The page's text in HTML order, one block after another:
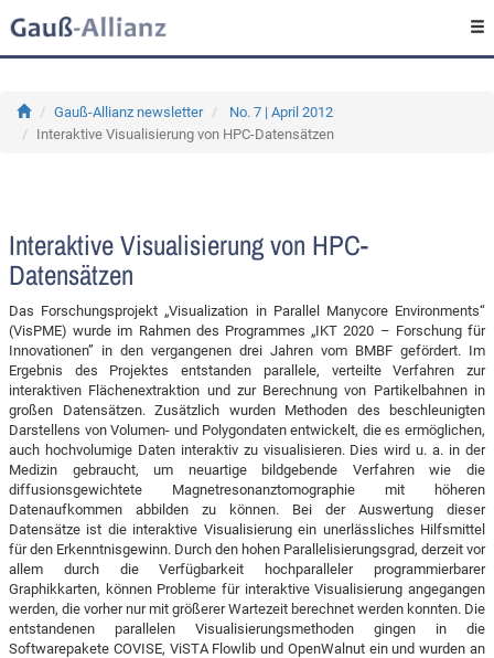
Gauß-Allianz newsletter
No. 7 | April 2012
Interaktive Visualisierung von HPC-Datensätzen
Interaktive Visualisierung von HPC-
Datensätzen
Das Forschungsprojekt „Visualization in Parallel Manycore Environments“
(VisPME) wurde im Rahmen des Programmes „IKT 2020 – Forschung für
Innovationen” in den vergangenen drei Jahren vom BMBF gefördert. Im
Ergebnis des Projektes entstanden parallele, verteilte Verfahren zur
interaktiven Flächenextraktion und zur Berechnung von Partikelbahnen in
großen Datensätzen. Zusätzlich wurden Methoden des beschleunigten
Darstellens von Volumen- und Polygondaten entwickelt, die es ermöglichen,
auch hochvolumige Daten interaktiv zu visualisieren. Dies wird u. a. in der
Medizin gebraucht, um neuartige bildgebende Verfahren wie die
diffusionsgewichtete Magnetresonanztomographie mit höheren
Datenaufkommen abbilden zu können. Bei der Auswertung dieser
Datensätze ist die interaktive Visualisierung ein unerlässliches Hilfsmittel
für den Erkenntnisgewinn. Durch den hohen Parallelisierungsgrad, derzeit vor
allem durch die Verfügbarkeit hochparalleler programmierbarer
Graphikkarten, können Probleme für interaktive Visualisierung angegangen
werden, die vorher nur mit größerer Wartezeit berechnet werden konnten. Die
entstandenen parallelen Visualisierungsmethoden gingen in die
Softwarepakete COVISE, ViSTA Flowlib und OpenWalnut ein und wurden an